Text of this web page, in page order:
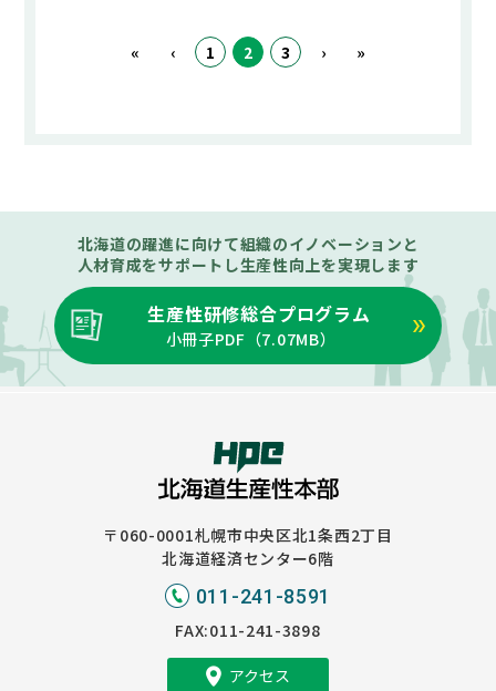
« ‹ 1 2 3 › »
北海道の躍進に向けて組織のイノベーションと
人材育成をサポートし生産性向上を実現します
生産性研修総合プログラム
小冊子PDF（7.07MB）
〒060-0001札幌市中央区北1条西2丁目
北海道経済センター6階
011-241-8591
FAX:011-241-3898
アクセス